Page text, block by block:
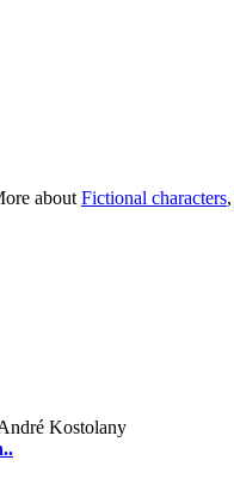
about Fictional characters,
Kostolany